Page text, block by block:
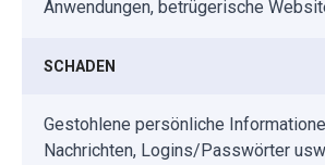
Anwendungen, betrügerische
SCHADEN
Gestohlene persönliche
Nachrichten, Logins/Passwörter